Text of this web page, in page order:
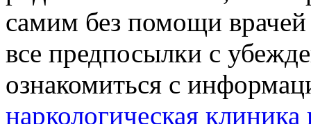
самим без помощи
все предпосылки с
ознакомиться с
наркологическая клиника